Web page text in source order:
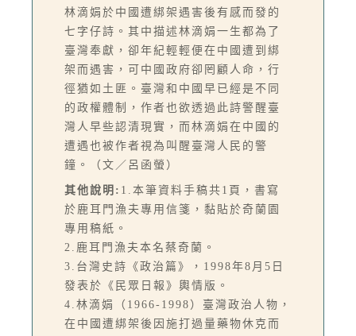
林滴娟於中國遭綁架遇害後有感而發的
七字仔詩。其中描述林滴娟一生都為了
臺灣奉獻，卻年紀輕輕便在中國遭到綁
架而遇害，可中國政府卻罔顧人命，行
徑猶如土匪。臺灣和中國早已經是不同
的政權體制，作者也欲透過此詩警醒臺
灣人早些認清現實，而林滴娟在中國的
遭遇也被作者視為叫醒臺灣人民的警
鐘。（文／呂函螢）
其他說明: 1.本筆資料手稿共1頁，書寫
於鹿耳門漁夫專用信箋，黏貼於奇蘭園
專用稿紙。
2.鹿耳門漁夫本名蔡奇蘭。
3.台灣史詩《政治篇》，1998年8月5日
發表於《民眾日報》輿情版。
4.林滴娟（1966-1998）臺灣政治人物，
在中國遭綁架後因施打過量藥物休克而